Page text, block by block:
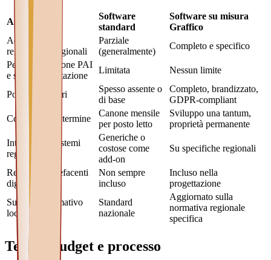
Aspetto
Software
standard
Software su misura
Graffico
Adattamento a
regolamenti regionali
Parziale
(generalmente)
Completo e specifico
Personalizzazione PAI
e scale di valutazione
Limitata Nessun limite
Portale familiari
Spesso assente o
di base
Completo, brandizzato,
GDPR-compliant
Costo a lungo termine
Canone mensile
per posto letto
Sviluppo una tantum,
proprietà permanente
Integrazioni sistemi
regionali
Generiche o
costose come
add-on
Su specifiche regionali
Registro Stupefacenti
digitale
Non sempre
incluso
Incluso nella
progettazione
Supporto normativo
locale
Standard
nazionale
Aggiornato sulla
normativa regionale
specifica
Tempi, budget e processo